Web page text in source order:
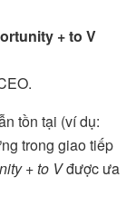
+ to V
tồn tại (ví dụ:
trong giao tiếp
+ to Vđược ưa